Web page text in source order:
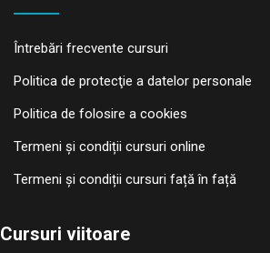
Întrebări frecvente cursuri
Politica de protecţie a datelor personale
Politica de folosire a cookies
Termeni și condiții cursuri online
Termeni și condiții cursuri față în față
Cursuri viitoare